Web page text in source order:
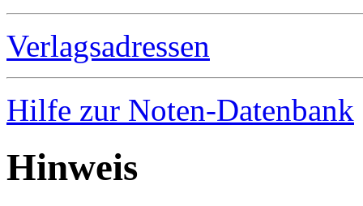
Verlagsadressen
Hilfe zur Noten-Datenbank
Hinweis